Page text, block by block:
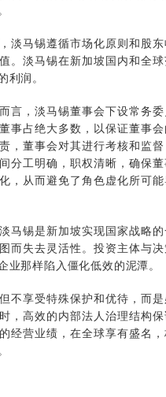
马锡遵循市场化原则和股东
。淡马锡在新加坡国内和全
利润。
，淡马锡董事会下设常务委
事占绝大多数，以保证董事
，董事会对其进行考核和监
分工明确，职权清晰，确保
，从而避免了角色虚化所可
锡是新加坡实现国家战略的
而失去灵活性。投资主体与
业那样陷入僵化低效的泥潭。
享受特殊保护和优待，而是
，高效的内部法人治理结构
经营业绩，在全球享有盛名